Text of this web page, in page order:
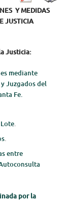
Y MEDIDAS
JUSTICIA
Justicia​:
mediante
Juzgados del
Fe.
.
.
entre
por la